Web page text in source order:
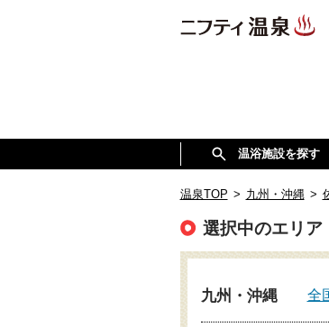
温浴施設を探す
温泉TOP > 九州・沖縄 >
選択中のエリア
九州・沖縄 全